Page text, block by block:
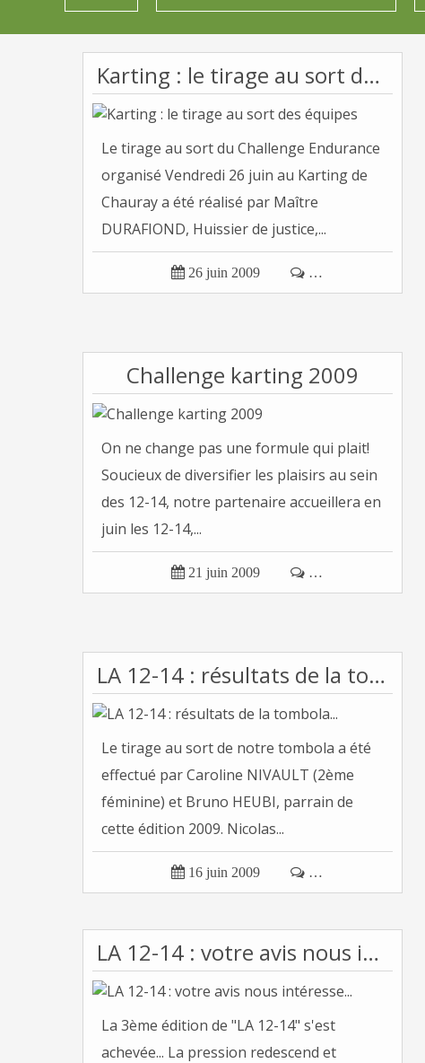
Karting : le tirage au sort des équipes
Le tirage au sort du Challenge Endurance
organisé Vendredi 26 juin au Karting de
Chauray a été réalisé par Maître
DURAFIOND, Huissier de justice,...
 26 juin 2009  …
Challenge karting 2009
On ne change pas une formule qui plait!
Soucieux de diversifier les plaisirs au sein
des 12-14, notre partenaire accueillera en
juin les 12-14,...
 21 juin 2009  …
LA 12-14 : résultats de la tombola...
Le tirage au sort de notre tombola a été
effectué par Caroline NIVAULT (2ème
féminine) et Bruno HEUBI, parrain de
cette édition 2009. Nicolas...
 16 juin 2009  …
LA 12-14 : votre avis nous intéresse...
La 3ème édition de "LA 12-14" s'est
achevée... La pression redescend et